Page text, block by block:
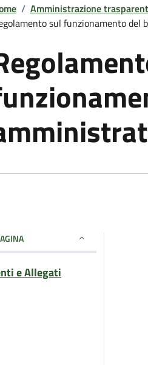
/ Amministrazione
sul funzionamento
e Allegati